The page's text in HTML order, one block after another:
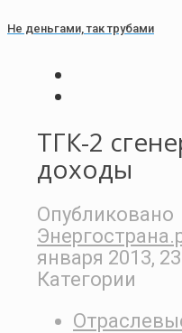
Не деньгами, так трубами
ТГК-2
доходы
Опубликовано
января 2013,
Категории